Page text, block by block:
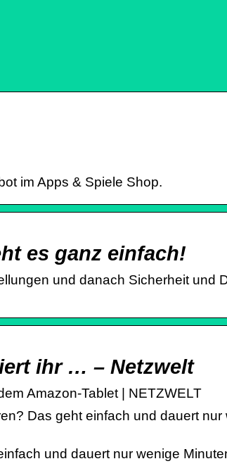
im Apps & Spiele Shop.
es ganz einfach!
und danach Sicherheit und
ihr … – Netzwelt
Amazon-Tablet | NETZWELT
Das geht einfach und dauert
und dauert nur wenige